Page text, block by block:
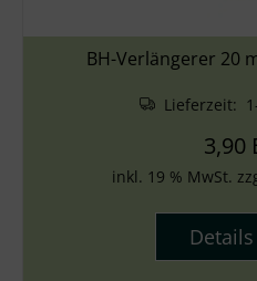
BH-Verlängerer 20
Lieferzeit:
3,90
inkl. 19 % MwSt.
Details